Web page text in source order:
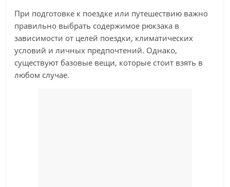
При подготовке к поездке или путешествию важно
правильно выбрать содержимое рюкзака в
зависимости от целей поездки, климатических
условий и личных предпочтений. Однако,
существуют базовые вещи, которые стоит взять в
любом случае.